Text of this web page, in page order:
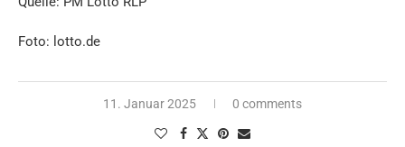
Foto: lotto.de
11. Januar 2025 0 comments